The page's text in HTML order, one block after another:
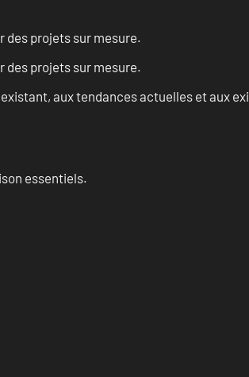
des projets sur mesure.
des projets sur mesure.
aux tendances actuelles et aux
essentiels.